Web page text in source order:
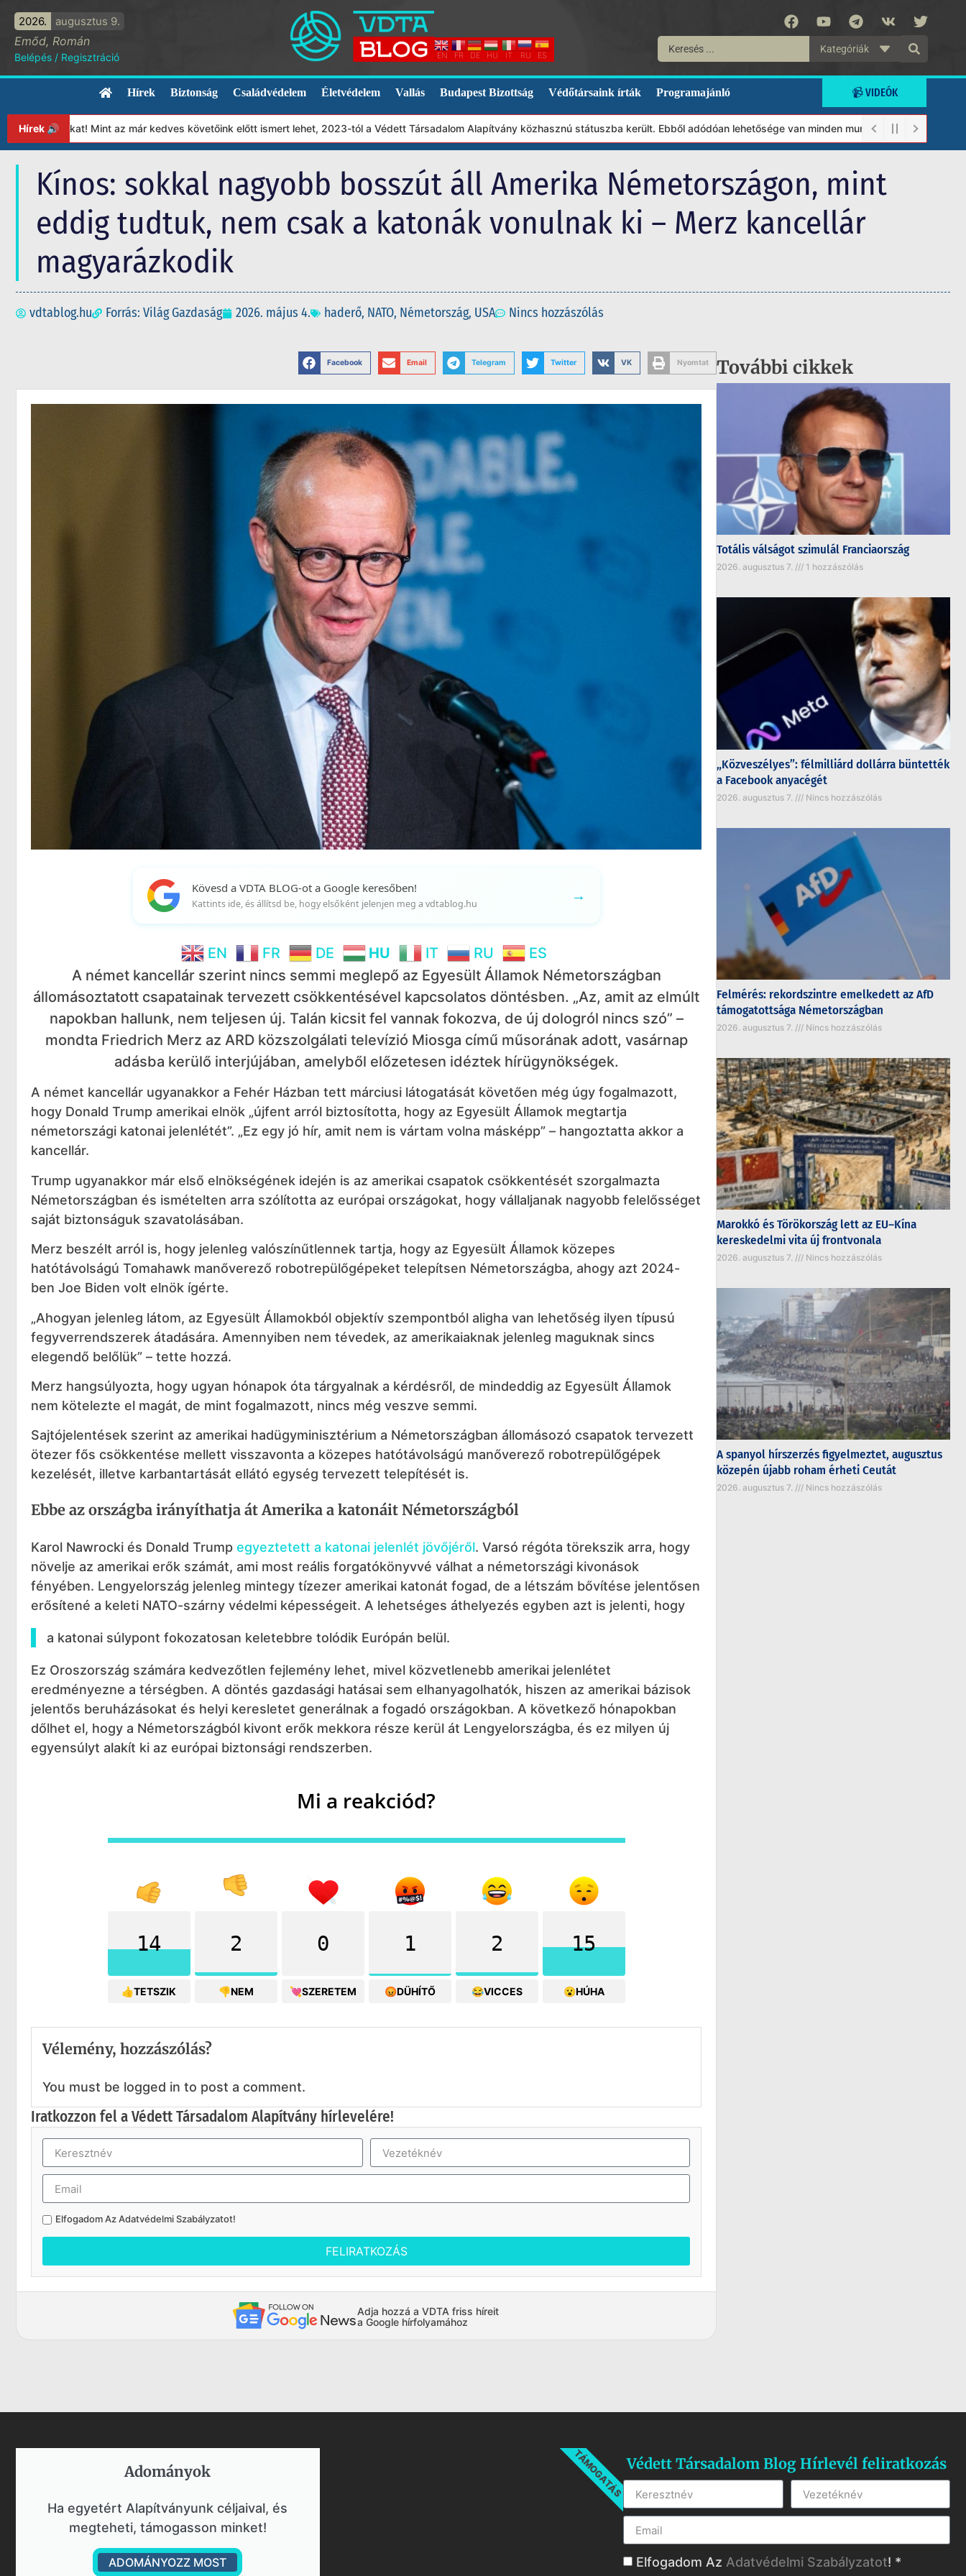
2026. augusztus 9.
Emőd, Román
Belépés / Regisztráció EN FR DE HU IT RU ES
Kategóriák
Hírek Biztonság Családvédelem Életvédelem Vallás Budapest Bizottság Védőtársaink írták Programajánló 📹 VIDEÓK
Hírek 🔊Mint az már kedves követőink előtt ismert lehet, 2023-tól a Védett Társadalom Alapítvány közhasznú státuszba került. Ebből adódóan lehetősége van minden munkánkat segíteni kívánó
Kínos: sokkal nagyobb bosszút áll Amerika Németországon, mint
eddig tudtuk, nem csak a katonák vonulnak ki – Merz kancellár
magyarázkodik
vdtablog.hu Forrás: Világ Gazdaság 2026. május 4. haderő, NATO, Németország, USA Nincs hozzászólás
Facebook Email Telegram Twitter VK Nyomtat
Kövesd a VDTA BLOG-ot a Google keresőben!
Kattints ide, és állítsd be, hogy elsőként jelenjen meg a vdtablog.hu →
EN FR DE HU IT RU
ES
A német kancellár szerint nincs semmi meglepő az Egyesült Államok Németországban
állomásoztatott csapatainak tervezett csökkentésével kapcsolatos döntésben. „Az, amit az elmúlt
napokban hallunk, nem teljesen új. Talán kicsit fel vannak fokozva, de új dologról nincs szó” –
mondta Friedrich Merz az ARD közszolgálati televízió Miosga című műsorának adott, vasárnap
adásba kerülő interjújában, amelyből előzetesen idéztek hírügynökségek.
A német kancellár ugyanakkor a Fehér Házban tett márciusi látogatását követően még úgy fogalmazott,
hogy Donald Trump amerikai elnök „újfent arról biztosította, hogy az Egyesült Államok megtartja
németországi katonai jelenlétét”. „Ez egy jó hír, amit nem is vártam volna másképp” – hangoztatta akkor a
kancellár.
Trump ugyanakkor már első elnökségének idején is az amerikai csapatok csökkentését szorgalmazta
Németországban és ismételten arra szólította az európai országokat, hogy vállaljanak nagyobb felelősséget
saját biztonságuk szavatolásában.
Merz beszélt arról is, hogy jelenleg valószínűtlennek tartja, hogy az Egyesült Államok közepes
hatótávolságú Tomahawk manőverező robotrepülőgépeket telepítsen Németországba, ahogy azt 2024-
ben Joe Biden volt elnök ígérte.
„Ahogyan jelenleg látom, az Egyesült Államokból objektív szempontból aligha van lehetőség ilyen típusú
fegyverrendszerek átadására. Amennyiben nem tévedek, az amerikaiaknak jelenleg maguknak sincs
elegendő belőlük” – tette hozzá.
Merz hangsúlyozta, hogy ugyan hónapok óta tárgyalnak a kérdésről, de mindeddig az Egyesült Államok
nem kötelezte el magát, de mint fogalmazott, nincs még veszve semmi.
Sajtójelentések szerint az amerikai hadügyminisztérium a Németországban állomásozó csapatok tervezett
ötezer fős csökkentése mellett visszavonta a közepes hatótávolságú manőverező robotrepülőgépek
kezelését, illetve karbantartását ellátó egység tervezett telepítését is.
Ebbe az országba irányíthatja át Amerika a katonáit Németországból
Karol Nawrocki és Donald Trump egyeztetett a katonai jelenlét jövőjéről. Varsó régóta törekszik arra, hogy
növelje az amerikai erők számát, ami most reális forgatókönyvvé válhat a németországi kivonások
fényében. Lengyelország jelenleg mintegy tízezer amerikai katonát fogad, de a létszám bővítése jelentősen
erősítené a keleti NATO-szárny védelmi képességeit. A lehetséges áthelyezés egyben azt is jelenti, hogy
a katonai súlypont fokozatosan keletebbre tolódik Európán belül.
Ez Oroszország számára kedvezőtlen fejlemény lehet, mivel közvetlenebb amerikai jelenlétet
eredményezne a térségben. A döntés gazdasági hatásai sem elhanyagolhatók, hiszen az amerikai bázisok
jelentős beruházásokat és helyi keresletet generálnak a fogadó országokban. A következő hónapokban
dőlhet el, hogy a Németországból kivont erők mekkora része kerül át Lengyelországba, és ez milyen új
egyensúlyt alakít ki az európai biztonsági rendszerben.
Mi a reakciód?
14
👍TETSZIK
2
👎NEM
0
💘SZERETEM
1
😡DÜHÍTŐ
2
😂VICCES
15
😮HÚHA
Vélemény, hozzászólás?
You must be logged in to post a comment.
Iratkozzon fel a Védett Társadalom Alapítvány hírlevelére!
Elfogadom AzAdatvédelmi Szabályzatot!
FELIRATKOZÁS
Adja hozzá a VDTA friss híreit
a Google hírfolyamához
További cikkek
Totális válságot szimulál Franciaország
2026. augusztus 7. 1 hozzászólás
„Közveszélyes”: félmilliárd dollárra büntették
a Facebook anyacégét
2026. augusztus 7. Nincs hozzászólás
Felmérés: rekordszintre emelkedett az AfD
támogatottsága Németországban
2026. augusztus 7. Nincs hozzászólás
Marokkó és Törökország lett az EU–Kína
kereskedelmi vita új frontvonala
2026. augusztus 7. Nincs hozzászólás
A spanyol hírszerzés figyelmeztet, augusztus
közepén újabb roham érheti Ceutát
2026. augusztus 7. Nincs hozzászólás
Adományok​
Ha egyetért Alapítványunk céljaival, és
megteheti, támogasson minket!
ADOMÁNYOZZ MOST
TÁMOGATÁSVédett Társadalom Blog Hírlevél feliratkozás
Elfogadom Az Adatvédelmi Szabályzatot! *